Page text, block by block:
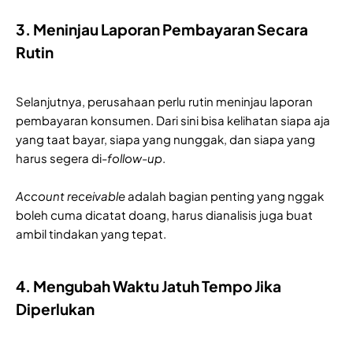
3. Meninjau Laporan Pembayaran Secara
Rutin
Selanjutnya, perusahaan perlu rutin meninjau laporan
pembayaran konsumen. Dari sini bisa kelihatan siapa aja
yang taat bayar, siapa yang nunggak, dan siapa yang
harus segera di-follow-up.
Account receivableadalah bagian penting yang nggak
boleh cuma dicatat doang, harus dianalisis juga buat
ambil tindakan yang tepat.
4. Mengubah Waktu Jatuh Tempo Jika
Diperlukan